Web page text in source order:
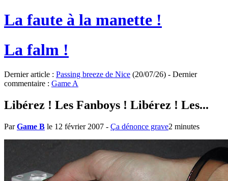
La faute à la manette !
La falm !
Dernier article : Passing breeze de Nice (20/07/26) - Dernier
commentaire : Game A
Libérez ! Les Fanboys ! Libérez ! Les...
ParGame B le 12 février 2007 - Ça dénonce grave2 minutes